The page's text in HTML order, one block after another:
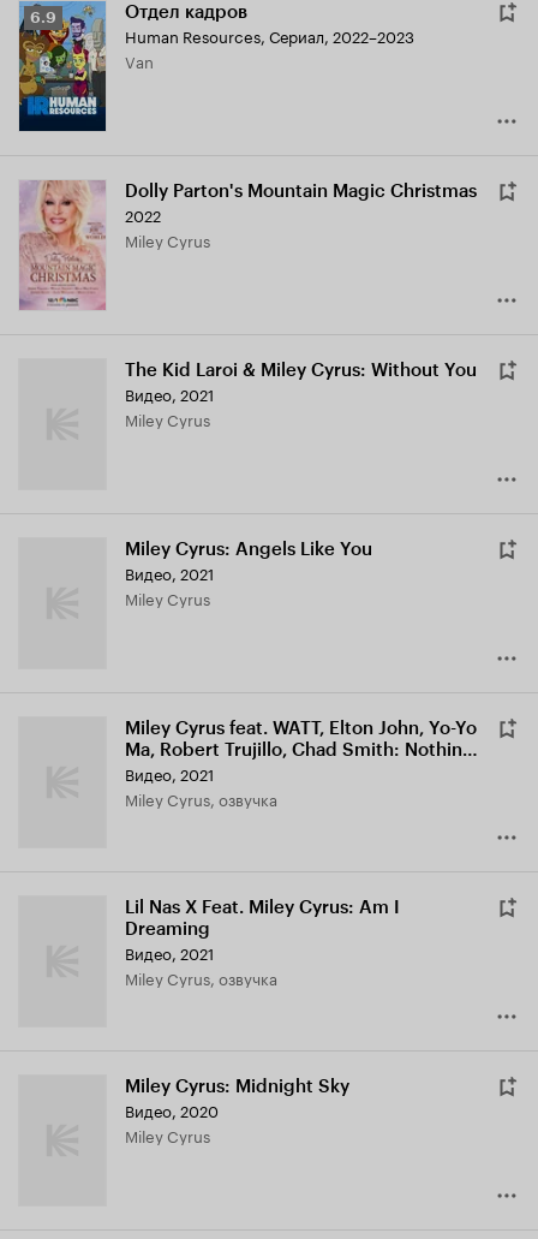
Рейтинг
Кинопоиска
6.9
6.9 Отдел кадров
Human Resources, Сериал, 2022–2023
Van
Dolly Parton's Mountain Magic Christmas
2022
Miley Cyrus
The Kid Laroi & Miley Cyrus: Without You
Видео, 2021
Miley Cyrus
Miley Cyrus: Angels Like You
Видео, 2021
Miley Cyrus
Miley Cyrus feat. WATT, Elton John, Yo-Yo
Ma, Robert Trujillo, Chad Smith: Nothing
Else Matters
Видео, 2021
Miley Cyrus, озвучка
Lil Nas X Feat. Miley Cyrus: Am I
Dreaming
Видео, 2021
Miley Cyrus, озвучка
Miley Cyrus: Midnight Sky
Видео, 2020
Miley Cyrus